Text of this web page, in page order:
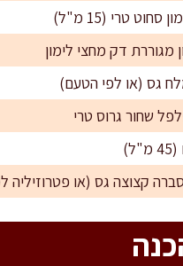
מגוררת דק מחצי לימון